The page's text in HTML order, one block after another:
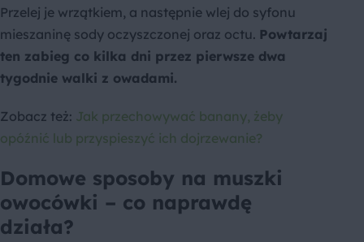
Przelej je wrzątkiem, a następnie wlej do syfonu
mieszaninę sody oczyszczonej oraz octu. Powtarzaj
ten zabieg co kilka dni przez pierwsze dwa
tygodnie walki z owadami.
Zobacz też: Jak przechowywać banany, żeby
opóźnić lub przyspieszyć ich dojrzewanie?
Domowe sposoby na muszki
owocówki – co naprawdę
działa?